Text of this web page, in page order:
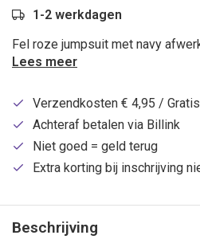
1-2 werkdagen
Fel roze jumpsuit met navy
Lees meer
Verzendkosten € 4,95 /
Achteraf betalen via Billink
Niet goed = geld terug
Extra korting bij inschrijving
Beschrijving